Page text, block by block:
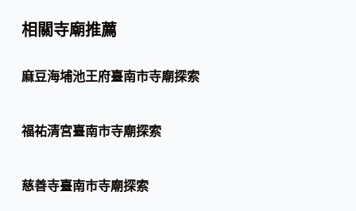
相關寺廟推薦
麻豆海埔池王府臺南市寺廟探索
福祐清宮臺南市寺廟探索
慈善寺臺南市寺廟探索